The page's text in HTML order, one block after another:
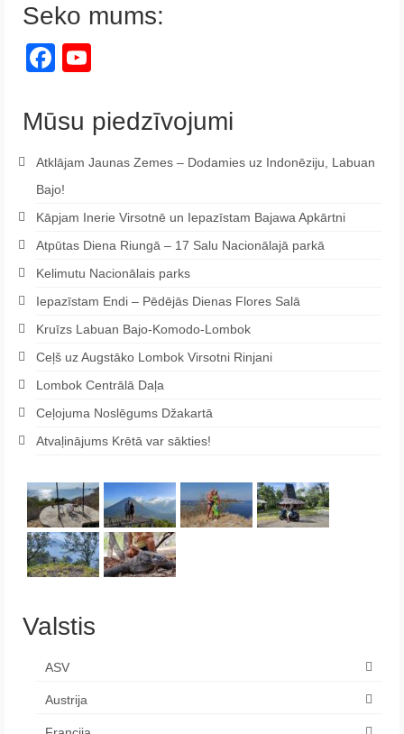
Seko mums:
Facebook
Mūsu piedzīvojumi
Atklājam Jaunas Zemes – Dodamies uz Indonēziju, Labuan
Bajo!
Kāpjam Inerie Virsotnē un Iepazīstam Bajawa Apkārtni
Atpūtas Diena Riungā – 17 Salu Nacionālajā parkā
Kelimutu Nacionālais parks
Iepazīstam Endi – Pēdējās Dienas Flores Salā
Kruīzs Labuan Bajo-Komodo-Lombok
Ceļš uz Augstāko Lombok Virsotni Rinjani
Lombok Centrālā Daļa
Ceļojuma Noslēgums Džakartā
Atvaļinājums Krētā var sākties!
Valstis
ASV
Austrija